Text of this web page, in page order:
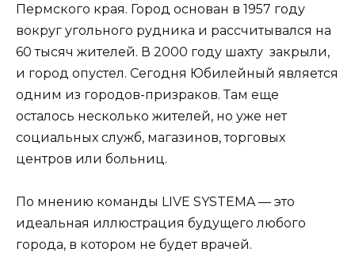
Пермского края. Город основан в 1957 году
вокруг угольного рудника и рассчитывался на
60 тысяч жителей. В 2000 году шахту закрыли,
и город опустел. Сегодня Юбилейный является
одним из городов-призраков. Там еще
осталось несколько жителей, но уже нет
социальных служб, магазинов, торговых
центров или больниц.
По мнению команды LIVE SYSTEMA — это
идеальная иллюстрация будущего любого
города, в котором не будет врачей.